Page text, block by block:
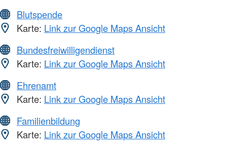
Blutspende
Karte: Link zur Google Maps Ansicht
Bundesfreiwilligendienst
Karte: Link zur Google Maps Ansicht
Ehrenamt
Karte: Link zur Google Maps Ansicht
Familienbildung
Karte: Link zur Google Maps Ansicht